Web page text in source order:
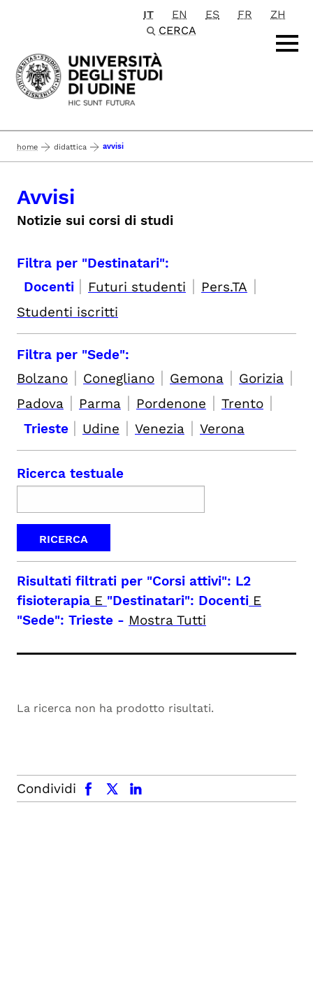
Passa al contenuto principale
IT EN ES FR
ZH
CERCA
home didattica avvisi
Avvisi
Notizie sui corsi di studi
Filtra per "Destinatari":
Docenti | Futuri studenti | Pers.TA |
Studenti iscritti
Filtra per "Sede":
Bolzano | Conegliano | Gemona | Gorizia |
Padova | Parma | Pordenone | Trento |
Trieste | Udine | Venezia | Verona
Ricerca testuale
Risultati filtrati per "Corsi attivi": L2
fisioterapia E "Destinatari": Docenti E
"Sede": Trieste - Mostra Tutti
La ricerca non ha prodotto risultati.
Condividi
facebook x.com linkedin